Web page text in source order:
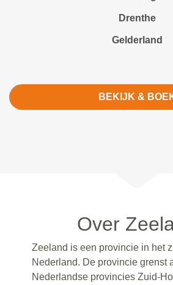
Drenthe
Gelderland
BEKIJK &
Over
Zeeland is een provincie in het
Nederland. De provincie grenst
Nederlandse provincies Zuid-